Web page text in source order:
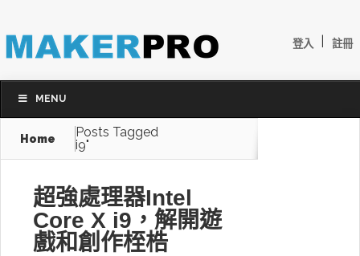
登入 註冊
MENU
Home
Posts Tagged
i9"
超強處理器Intel
Core X i9，解開遊
戲和創作桎梏